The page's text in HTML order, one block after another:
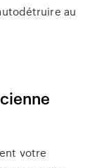
au
votre